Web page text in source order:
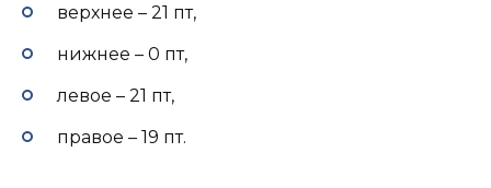
верхнее – 21 пт,
нижнее – 0 пт,
левое – 21 пт,
правое – 19 пт.